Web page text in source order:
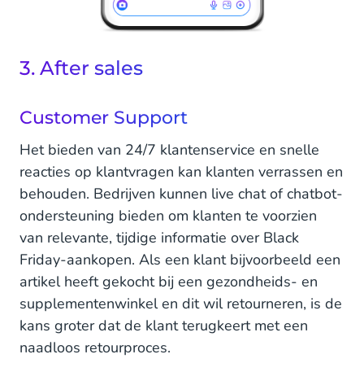
3. After sales
Customer Support
Het bieden van 24/7 klantenservice en snelle
reacties op klantvragen kan klanten verrassen en
behouden. Bedrijven kunnen live chat of chatbot-
ondersteuning bieden om klanten te voorzien
van relevante, tijdige informatie over Black
Friday-aankopen. Als een klant bijvoorbeeld een
artikel heeft gekocht bij een gezondheids- en
supplementenwinkel en dit wil retourneren, is de
kans groter dat de klant terugkeert met een
naadloos retourproces.